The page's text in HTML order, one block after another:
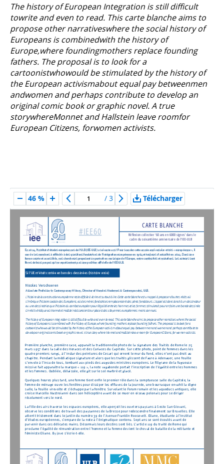
The history of European Integration is still difficult
towrite and even to read. This carte blanche aims to
propose other narrativeswhere the social history of
Europeans is combinedwith the history of
Europe,where foundingmothers replace founding
fathers. The proposal is to look for a
cartoonistwhowould be stimulated by the history of
the European activismabout equal pay betweenmen
andwomen and perhaps contribute to develop an
original comic book or graphic novel. A true
storywhereMonnet and Hallstein leave roomfor
European Citizens, forwomen activists.
46 % / 3 Télécharger
#IEE60
CARTE BLANCHE
Si l’UE m’était contée en bandes dessinées (histoire vraie)
Nicolas Verschueren
Réflexion collective ‘60 ans en 6000 signes’ dans le
cadre du soixantième anniversaire de l’IEE-ULB
Associate Professor in Contemporary History, Director of Mondes Modernes & Contemporains, ULB.
Première planche, première case, apparaît la traditionnelle photo de la signature des Traités de Rome le 25
mars 1957 dans la salle des Horaces et des Curiaces du Capitole. Sur cette photo, point de femmes dans les
quatre premiers rangs, à l’instar des peintures de Cesari qui ornent le mur du fond, elles n’ont pas droit au
chapitre. Pendant la médiatique signature et alors que les traités glissent de Faure à Adenauer, une feuille
s’envole à l’insu de tous, tombant aux pieds des augustes ministres européens. Le filigrane de la fugueuse
missive fait apparaître la marque « 119 », la note vagabonde portait l’inscription de l’égalité entre les hommes
et les femmes. Oubliée, délaissée, elle git sur le sol marbré et glacé.
Quelques heures plus tard, une femme tient enfin le premier rôle dans la somptueuse salle du Capitole, la
femme de ménage ouvre les fenêtres pour dissiper les effluves de la journée, une bourrasque envahit la digne
salle, la feuille virevolte et s’échappe par la fenêtre. Survolant le Forum romain et les aqueducs antiques, elle
croise Marcello Mastroianni dans son hélicoptère avant de se muer en oiseau polonais pour se diriger
résolument vers le nord.
La fille des airs traverse les espaces européens, elle aperçoit les ouvriers-paysans à Sesto San Giovani,
observe les conditions de travail des paysannes de la Bresse pour redescendre finalement sur Bruxelles. Elle
atterrit tristement dans le jardin du numéro 39 de l’Avenue Franklin Roosevelt. Eliane, étudiante à l’Institut
d’études européennes, s’empare de la note à l’énigmatique contenu. Sept ans se sont écoulés avant de
parvenir dans ces délicates mains. Désormais leurs destins sont liés. L’article 119 du traité de Rome qui
proclame l’égalité de rémunération entre l’homme et la femme devient le cheval de bataille de la militante et
féministe Eliane. By jove s’écrie-t-elle.
En 2024, l’Institut d’études européennes de l’ULB (IEE-ULB) a soixante ans ! Pour scander cette année anniversaire et très « européenne », il
convie ses membres à réfléchir à des questions fondatrices de l’intégration européenne en 1964 et toujours d’actualité en 2024. Dans une
forme courte et accessible, nos chercheurs proposent un portrait en mosaïque de l’Europe, entre continuités et mutations. Les auteurs sont
libres de leurs propos qui ne représentent pas une position officielle de l’IEE-ULB.
L’histoire de la construction européenne reste difficile à écrire et surtout à lire. Cette carte blanche est un appel à proposer d’autres récits où
s’imbrique l’histoire sociale des Européens, où des mères fondatrices remplaceraient des pères fondateurs. L’appel est donc lancé à un dessinateur
ou une dessinatrice que l’histoire du combat européen pour l’égalité entre les hommes et les femmes stimulerait pour en faire une bande dessinée.
Un récit véridique où Monnet et Hallstein laisseraient leur place à des citoyennes européennes moins connues.
The history of European Integration is still difficult to write and even to read. This carte blanche aims to propose other narratives where the social
history of Europeans is combined with the history of Europe, where founding mothers replace founding fathers. The proposal is to look for a
cartoonist who would be stimulated by the history of the European activism about equal pay between men and women and perhaps contribute to
develop an original comic book or graphic novel. A true story where Monnet and Hallstein leave room for European Citizens, for women activists.